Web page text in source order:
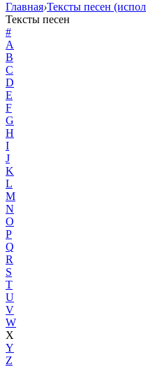
Главная›Тексты песен
Тексты песен
#
A
B
C
D
E
F
G
H
I
J
K
L
M
N
O
P
Q
R
S
T
U
V
W
X
Y
Z